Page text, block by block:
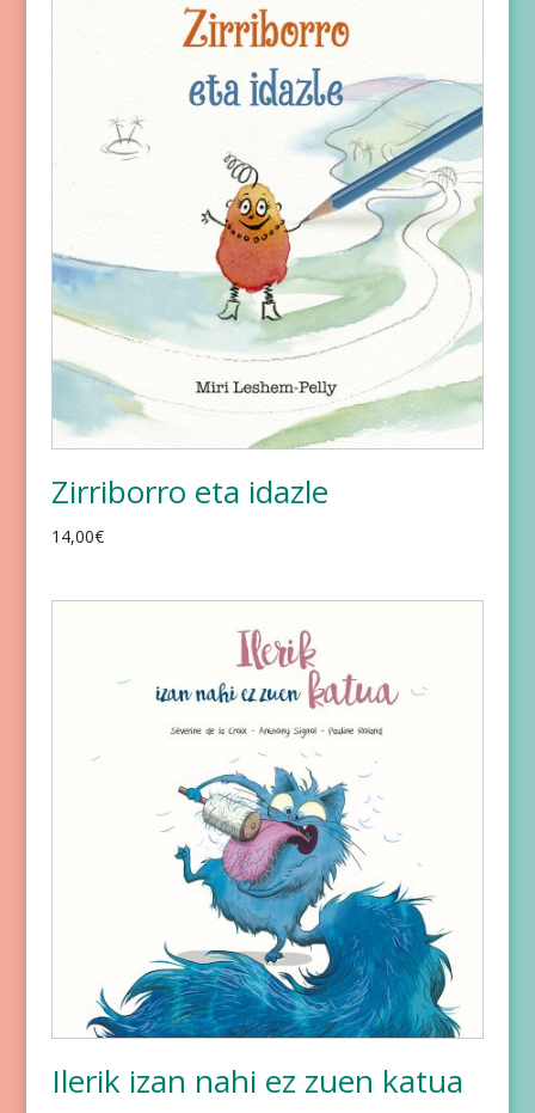
Zirriborro eta idazle
14,00€
Ilerik izan nahi ez zuen katua